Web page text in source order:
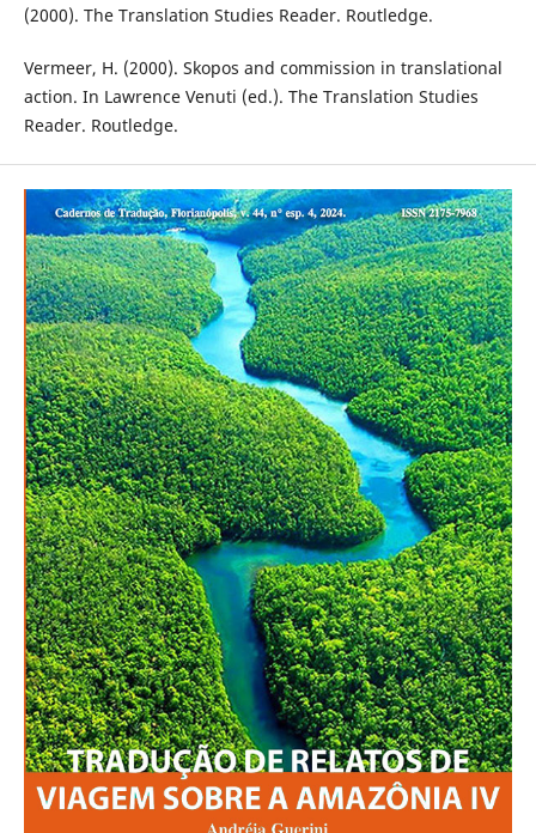
(2000). The Translation Studies Reader. Routledge.
Vermeer, H. (2000). Skopos and commission in translational
action. In Lawrence Venuti (ed.). The Translation Studies
Reader. Routledge.